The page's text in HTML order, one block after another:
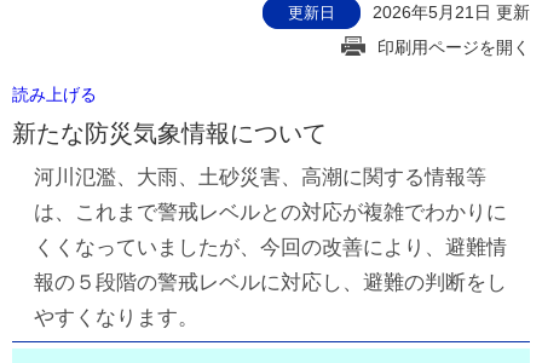
更新日
2026年5月21日 更新
印刷用ページを開く
読み上げる
新たな防災気象情報について
河川氾濫、大雨、土砂災害、高潮に関する情報等
は、これまで警戒レベルとの対応が複雑でわかりに
くくなっていましたが、今回の改善により、避難情
報の５段階の警戒レベルに対応し、避難の判断をし
やすくなります。